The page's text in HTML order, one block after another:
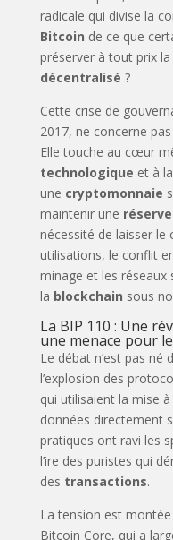
radicale qui divise la
Bitcoin de ce que
préserver à tout prix la
décentralisé ?
Cette crise de
2017, ne concerne
Elle touche au cœur
technologique et à
une cryptomonnaie
maintenir une
nécessité de laisser le
utilisations, le conflit
minage et les réseaux
la blockchain sous
La BIP 110 : Une
une menace pour
Le débat n’est pas né
l’explosion des
qui utilisaient la mise
données directement
pratiques ont ravi les
l’ire des puristes qui
des transactions.
La tension est montée
Bitcoin Core, qui a